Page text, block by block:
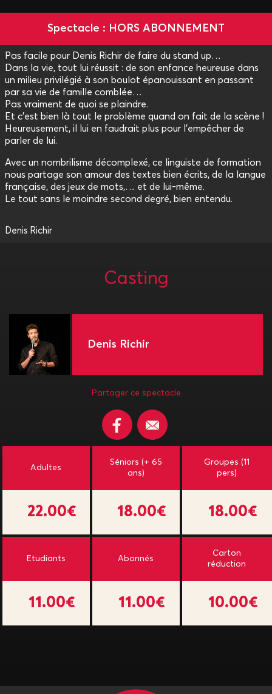
Spectacle : HORS ABONNEMENT
Pas facile pour Denis Richir de faire du stand up…
Dans la vie, tout lui réussit : de son enfance heureuse dans
un milieu privilégié à son boulot épanouissant en passant
par sa vie de famille comblée…
Pas vraiment de quoi se plaindre.
Et c’est bien là tout le problème quand on fait de la scène !
Heureusement, il lui en faudrait plus pour l’empêcher de
parler de lui.
Avec un nombrilisme décomplexé, ce linguiste de formation
nous partage son amour des textes bien écrits, de la langue
française, des jeux de mots,… et de lui-même.
Le tout sans le moindre second degré, bien entendu.
Denis Richir
Casting
Denis Richir
Partager ce spectacle
Adultes
22.00€
Séniors (+ 65
ans)
18.00€
Groupes (11
pers)
18.00€
Etudiants
11.00€
Abonnés
11.00€
Carton
réduction
10.00€